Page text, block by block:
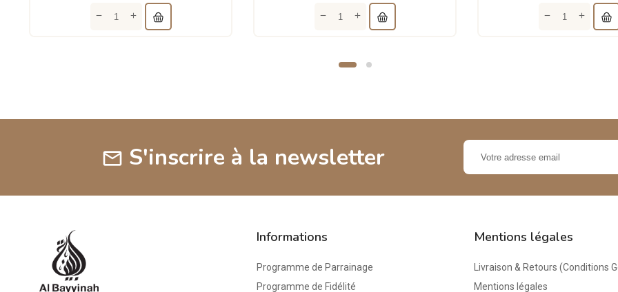
mail S'inscrire à la newsletter
Informations
Programme de Parrainage
Programme de Fidélité
Mentions légales
Livraison & Retours (Conditions
Mentions légales